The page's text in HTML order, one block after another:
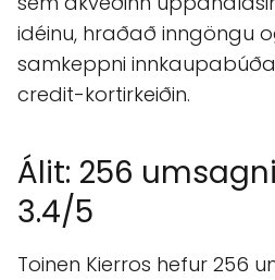
idéinu, hraðað inngöngu
samkeppni
credit-kortirkeiðin.
Álit: 256
3.4/5
Toinen Kierros hefur 256